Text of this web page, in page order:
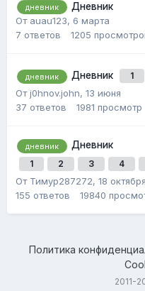
дневник
Дневник
От auau123, 6 марта
7 ответов 1205
дневник Дневник 1
От j0hnov.john, 13 июня
37 ответов 1981 просмотр
дневник Дневник
1 2 3 4
От Тимур287272, 18
155 ответов 19840
Политика
2011-